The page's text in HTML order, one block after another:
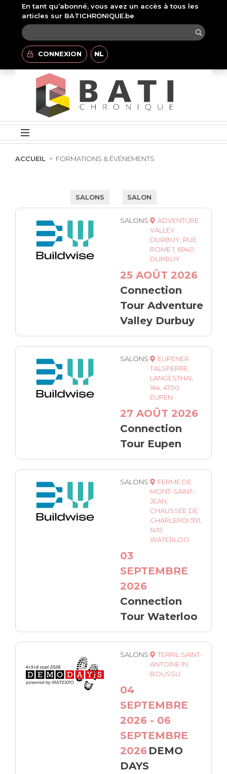
En tant qu’abonné, vous avez un accès à tous les
articles sur BATICHRONIQUE.be
CONNEXION NL
ACCUEIL FORMATIONS & ÉVÉNEMENTS
SALONS SALON
SALONS
ADVENTURE
VALLEY
DURBUY, RUE
ROME 1, 6940
DURBUY
25 AOÛT 2026
Connection
Tour Adventure
Valley Durbuy
SALONS
EUPENER
TALSPERRE,
LANGESTHAL
164, 4700
EUPEN
27 AOÛT 2026
Connection
Tour Eupen
SALONS
FERME DE
MONT-SAINT-
JEAN,
CHAUSSÉE DE
CHARLEROI 591,
1410
WATERLOO
03
SEPTEMBRE
2026
Connection
Tour Waterloo
SALONS
TERRIL SAINT-
ANTOINE IN
BOUSSU
04
SEPTEMBRE
2026 - 06
SEPTEMBRE
2026 DEMO
DAYS